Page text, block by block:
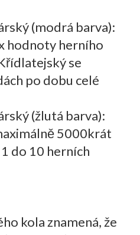
(modrá barva):
hodnoty herního
se
po dobu celé
(žlutá barva):
5000krát
do 10 herních
kola znamená, že